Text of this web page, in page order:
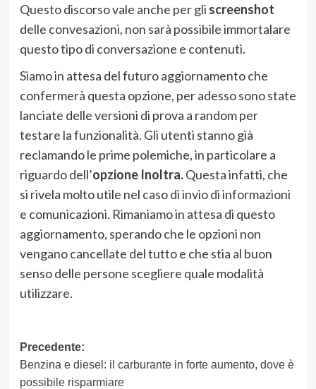
Questo discorso vale anche per gli screenshot
delle convesazioni, non sarà possibile immortalare
questo tipo di conversazione e contenuti.
Siamo in attesa del futuro aggiornamento che
confermerà questa opzione, per adesso sono state
lanciate delle versioni di prova a random per
testare la funzionalità. Gli utenti stanno già
reclamando le prime polemiche, in particolare a
riguardo dell’opzione Inoltra.Questa infatti, che
si rivela molto utile nel caso di invio di informazioni
e comunicazioni. Rimaniamo in attesa di questo
aggiornamento, sperando che le opzioni non
vengano cancellate del tutto e che stia al buon
senso delle persone scegliere quale modalità
utilizzare.
Navigazione
articolo
Precedente:
Benzina e diesel: il carburante in forte aumento, dove è
possibile risparmiare